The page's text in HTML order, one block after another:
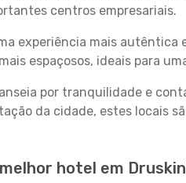
centros empresariais.
experiência mais autêntica
espaçosos, ideais para
por tranquilidade e
da cidade, estes locais
hotel em